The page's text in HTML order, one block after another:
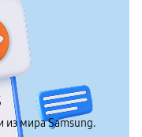
из мира Samsung.